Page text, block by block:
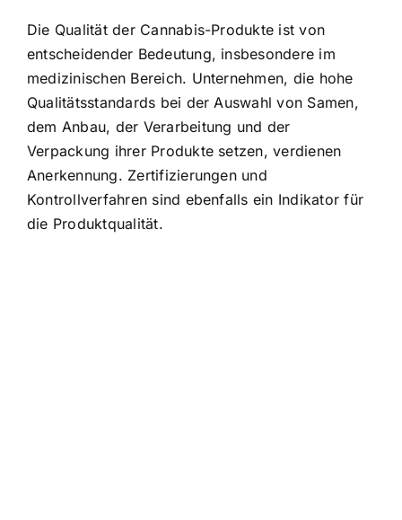
Die Qualität der Cannabis-Produkte ist von
entscheidender Bedeutung, insbesondere im
medizinischen Bereich. Unternehmen, die hohe
Qualitätsstandards bei der Auswahl von Samen,
dem Anbau, der Verarbeitung und der
Verpackung ihrer Produkte setzen, verdienen
Anerkennung. Zertifizierungen und
Kontrollverfahren sind ebenfalls ein Indikator für
die Produktqualität.